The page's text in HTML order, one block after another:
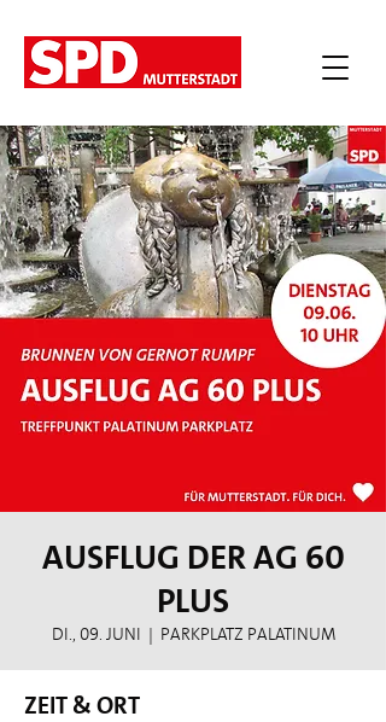
Ausflug der AG 60
Plus
Di., 09. Juni
  |
Parkplatz Palatinum
Zeit & Ort